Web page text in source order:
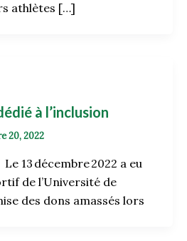
athlètes […]
à l’inclusion
20, 2022
13 décembre 2022 a eu
de l’Université de
des dons amassés lors